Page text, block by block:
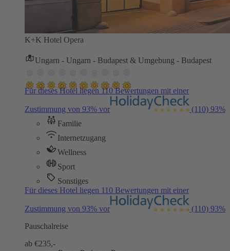
K+K Hotel Opera
Ungarn - Ungarn - Budapest & Umgebung - Budapest
Für dieses Hotel liegen 110 Bewertungen mit einer
Zustimmung von 93% vor (110) 93%
Familie
Internetzugang
Wellness
Sport
Sonstiges
Für dieses Hotel liegen 110 Bewertungen mit einer
Zustimmung von 93% vor (110) 93%
Pauschalreise
ab €235,-